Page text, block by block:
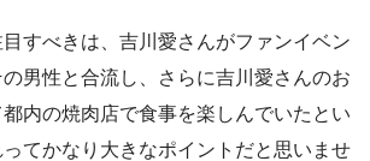
すべきは、吉川愛さんがファンイベン
の男性と合流し、さらに吉川愛さんのお
内の焼肉店で食事を楽しんでいたとい
てかなり大きなポイントだと思いませ